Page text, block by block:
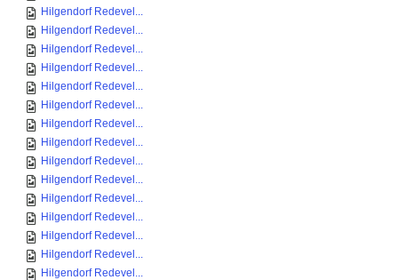
Hilgendorf Redevel...
Hilgendorf Redevel...
Hilgendorf Redevel...
Hilgendorf Redevel...
Hilgendorf Redevel...
Hilgendorf Redevel...
Hilgendorf Redevel...
Hilgendorf Redevel...
Hilgendorf Redevel...
Hilgendorf Redevel...
Hilgendorf Redevel...
Hilgendorf Redevel...
Hilgendorf Redevel...
Hilgendorf Redevel...
Hilgendorf Redevel...